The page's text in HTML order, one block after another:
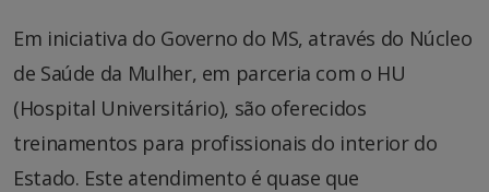
Em iniciativa do Governo do MS, através do Núcleo
de Saúde da Mulher, em parceria com o HU
(Hospital Universitário), são oferecidos
treinamentos para profissionais do interior do
Estado. Este atendimento é quase que